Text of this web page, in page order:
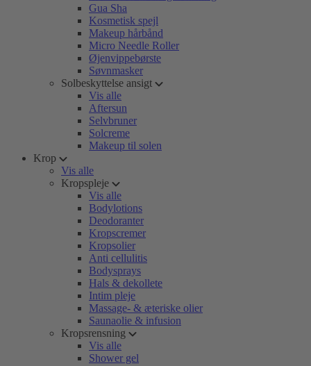
Gua Sha
Kosmetisk spejl
Makeup hårbånd
Micro Needle Roller
Øjenvippebørste
Søvnmasker
Solbeskyttelse ansigt
Vis alle
Aftersun
Selvbruner
Solcreme
Makeup til solen
Krop
Vis alle
Kropspleje
Vis alle
Bodylotions
Deodoranter
Kropscremer
Kropsolier
Anti cellulitis
Bodysprays
Hals & dekollete
Intim pleje
Massage- & æteriske olier
Saunaolie & infusion
Kropsrensning
Vis alle
Shower gel